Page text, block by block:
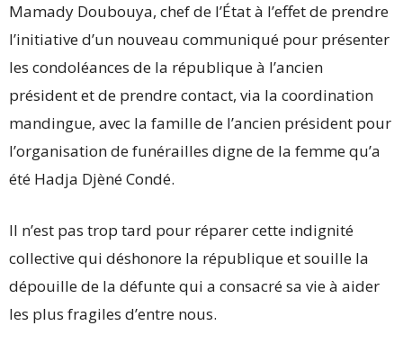
Mamady Doubouya, chef de l’État à l’effet de prendre
l’initiative d’un nouveau communiqué pour présenter
les condoléances de la république à l’ancien
président et de prendre contact, via la coordination
mandingue, avec la famille de l’ancien président pour
l’organisation de funérailles digne de la femme qu’a
été Hadja Djèné Condé.
Il n’est pas trop tard pour réparer cette indignité
collective qui déshonore la république et souille la
dépouille de la défunte qui a consacré sa vie à aider
les plus fragiles d’entre nous.